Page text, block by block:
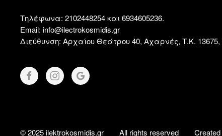
Τηλέφωνα: 2102448254 και 6934605236.
Email: info@ilectrokosmidis.gr
Διεύθυνση: Αρχαίου Θεάτρου 40, Αχαρνές, Τ.Κ.
© 2025 ilektrokosmidis.gr All rights reserved